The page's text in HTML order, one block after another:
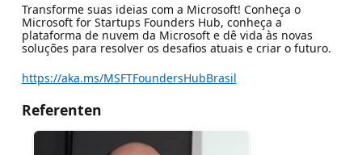
Transforme suas ideias com a Microsoft! Conheça o
Microsoft for Startups Founders Hub, conheça a
plataforma de nuvem da Microsoft e dê vida às novas
soluções para resolver os desafios atuais e criar o futuro.
https://aka.ms/MSFTFoundersHubBrasil
Referenten